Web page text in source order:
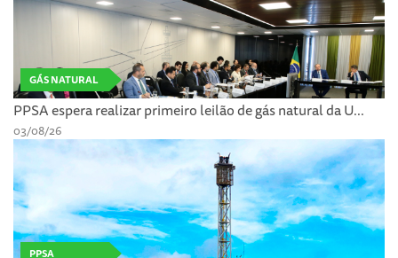
GÁS NATURAL
PPSA espera realizar primeiro leilão de gás natural da U...
03/08/26
PPSA